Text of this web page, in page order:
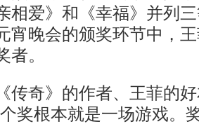
相爱》和《幸福》并列
宵晚会的颁奖环节中，
者。
奇》的作者、王菲的好
奖根本就是一场游戏。